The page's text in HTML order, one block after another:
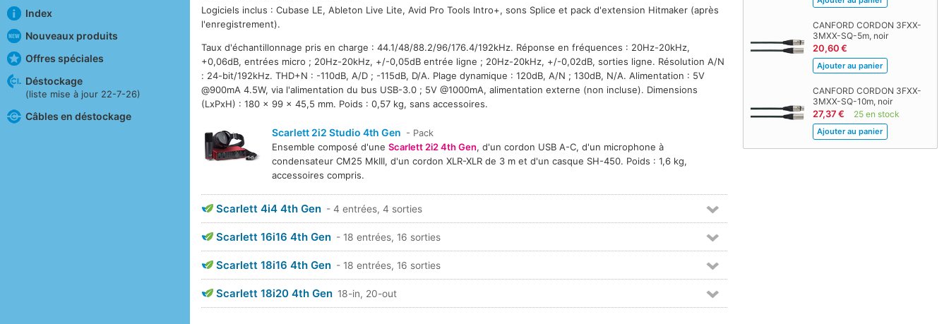
Index
Nouveaux produits
Offres spéciales
Déstockage
(liste mise à jour 22-7-26)
Câbles en déstockage
CANFORD CORDON 3FXX-
3MXX-SQ-5m, noir
20,60 €
CANFORD CORDON 3FXX-
3MXX-SQ-10m, noir
27,37 € 25 en stock
Logiciels inclus : Cubase LE, Ableton Live Lite, Avid Pro Tools Intro+, sons Splice et pack d'extension Hitmaker (après
l'enregistrement).
Taux d'échantillonnage pris en charge : 44.1/48/88.2/96/176.4/192kHz. Réponse en fréquences : 20Hz-20kHz,
+0,06dB, entrées micro ; 20Hz-20kHz, +/-0,05dB entrée ligne ; 20Hz-20kHz, +/-0,02dB, sorties ligne. Résolution A/N
: 24-bit/192kHz. THD+N : -110dB, A/D ; -115dB, D/A. Plage dynamique : 120dB, A/N ; 130dB, N/A. Alimentation : 5V
@900mA 4.5W, via l'alimentation du bus USB-3.0 ; 5V @1000mA, alimentation externe (non incluse). Dimensions
(LxPxH) : 180 x 99 x 45,5 mm. Poids : 0,57 kg, sans accessoires.
Scarlett 2i2 Studio 4th Gen - Pack
Ensemble composé d'uneScarlett 2i2 4th Gen, d'un cordon USB A-C, d'un microphone à
condensateur CM25 MkIII, d'un cordon XLR-XLR de 3 m et d'un casque SH-450. Poids : 1,6 kg,
accessoires compris.
Scarlett 4i4 4th Gen - 4 entrées, 4 sorties
Scarlett 16i16 4th Gen - 18 entrées, 16 sorties
Scarlett 18i16 4th Gen - 18 entrées, 16 sorties
Scarlett 18i20 4th Gen 18-in, 20-out